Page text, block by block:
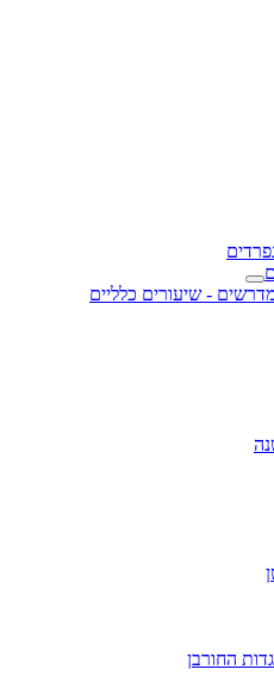
- שיעורים כלליים
החורבן